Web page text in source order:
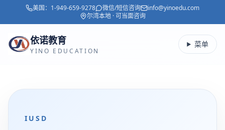
美国： 1-949-659-9278 微信/短信咨询
info@yinoedu.com
尔湾本地 · 可当面咨询
依诺教育
YINO EDUCATION
菜单
IUSD